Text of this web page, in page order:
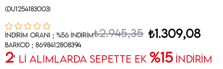
(DU1254183003)
İndirim Oranı : %56 İndirim₺2.945,35 ₺1.309,08
Barkod : 8698412808394
2' Lİ ALIMLARDA SEPETTE EK %15İNDİRİM